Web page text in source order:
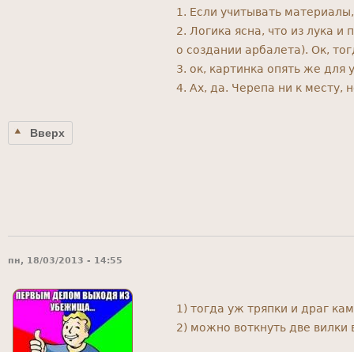
1. Если учитывать
2. Логика ясна, что из лука
о создании арбалета). Ок,
3. ок, картинка опять же для
4. Ах, да. Черепа ни к месту,
Вверх
пн, 18/03/2013 - 14:55
1) тогда уж тряпки и драг
2) можно воткнуть две вилки